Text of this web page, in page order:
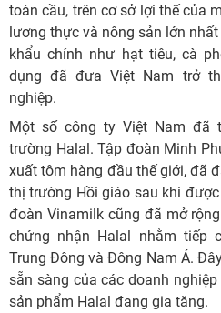
toàn cầu, trên cơ sở lợi thế của
lương thực và nông sản lớn
khẩu chính như hạt tiêu, cà
dụng đã đưa Việt Nam trở
nghiệp.
Một số công ty Việt Nam đã
trường Halal. Tập đoàn Minh
xuất tôm hàng đầu thế giới, đã
thị trường Hồi giáo sau khi
đoàn Vinamilk cũng đã mở
chứng nhận Halal nhằm tiếp
Trung Đông và Đông Nam Á.
sẵn sàng của các doanh
sản phẩm Halal đang gia tăng.